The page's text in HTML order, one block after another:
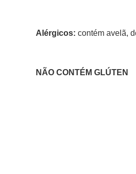
Alérgicos: contém avelã,
NÃO CONTÉM GLÚTEN